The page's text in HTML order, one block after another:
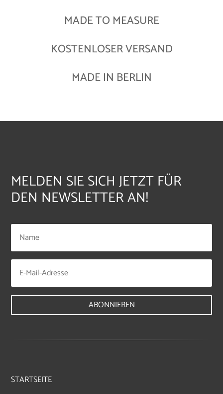
MADE TO MEASURE
KOSTENLOSER VERSAND
MADE IN BERLIN
MELDEN SIE SICH JETZT FÜR
DEN NEWSLETTER AN!
ABONNIEREN
STARTSEITE